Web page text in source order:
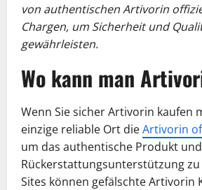
von authentischen Artivorin
Chargen, um Sicherheit und
gewährleisten.
Wo kann man
Wenn Sie sicher Artivorin kaufen
einzige reliable Ort dieArtivorin
um das authentische Produkt
Rückerstattungsunterstützung
Sites können gefälschte Artivorin